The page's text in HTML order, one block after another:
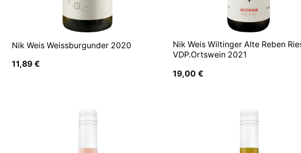
Nik Weis Weissburgunder 2020
11,89€
Nik Weis Wiltinger Alte Reben
VDP.Ortswein 2021
19,00€